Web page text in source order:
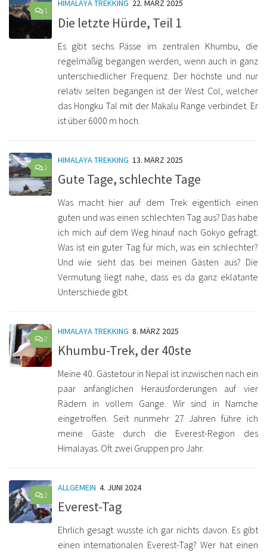
1
HIMALAYA TREKKING 22. MÄRZ 2025
Die letzte Hürde, Teil 1
Es gibt sechs Pässe im zentralen Khumbu, die
regelmäßig begangen werden, wenn auch in ganz
unterschiedlicher Frequenz. Der höchste und nur
relativ selten begangen ist der West Col, welcher
das Hongku Tal mit der Makalu Range verbindet. Er
ist über 6000 m hoch.
2
HIMALAYA TREKKING 13. MÄRZ 2025
Gute Tage, schlechte Tage
Was macht hier auf dem Trek eigentlich einen
guten und was einen schlechten Tag aus? Das habe
ich mich auf dem Weg hinauf nach Gokyo gefragt.
Was ist ein guter Tag für mich, was ein schlechter?
Und wie sieht das bei meinen Gästen aus? Die
Vermutung liegt nahe, dass es da ganz eklatante
Unterschiede gibt.
2
HIMALAYA TREKKING 8. MÄRZ 2025
Khumbu-Trek, der 40ste
Meine 40. Gästetour in Nepal ist inzwischen nach ein
paar anfänglichen Herausforderungen auf vier
Rädern in vollem Gange. Wir sind in Namche
eingetroffen. Seit nunmehr 27 Jahren führe ich
meine Gäste durch die Everest-Region des
Himalayas. Oft zwei Gruppen pro Jahr.
2
ALLGEMEIN 4. JUNI 2024
Everest-Tag
Ehrlich gesagt wusste ich gar nichts davon. Es gibt
einen internationalen Everest-Tag? Wer hat einen